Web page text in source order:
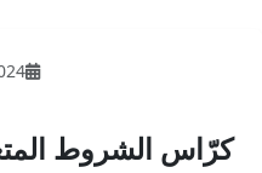
بالبتّة للتفويت